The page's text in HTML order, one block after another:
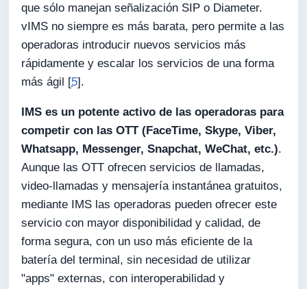
que sólo manejan señalización SIP o Diameter.
vIMS no siempre es más barata, pero permite a las
operadoras introducir nuevos servicios más
rápidamente y escalar los servicios de una forma
más ágil [5].
IMS es un potente activo de las operadoras para
competir con las OTT (FaceTime, Skype, Viber,
Whatsapp, Messenger, Snapchat, WeChat, etc.).
Aunque las OTT ofrecen servicios de llamadas,
video-llamadas y mensajería instantánea gratuitos,
mediante IMS las operadoras pueden ofrecer este
servicio con mayor disponibilidad y calidad, de
forma segura, con un uso más eficiente de la
batería del terminal, sin necesidad de utilizar
"apps" externas, con interoperabilidad y